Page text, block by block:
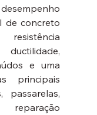
de concreto
e uma
principais
passarelas,